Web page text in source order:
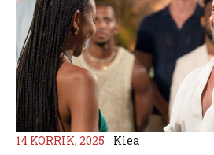
14 KORRIK, 2025 Klea